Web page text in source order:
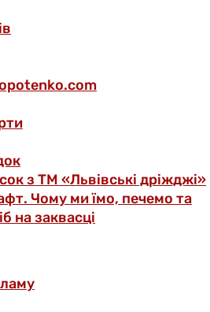
з ТМ «Львівські дріжджі»
Чому ми їмо, печемо та
на заквасці